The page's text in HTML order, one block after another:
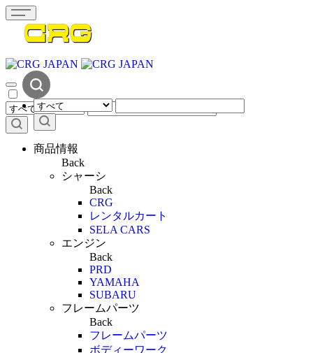
商品情報
Back
シャーシ
Back
CRG
レンタルカート
SELA CARS
エンジン
Back
PRD
YAMAHA
SUBARU
フレームパーツ
Back
フレームパーツ
ボディーワーク